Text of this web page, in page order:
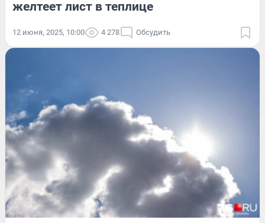
желтеет лист в теплице
12 июня, 2025, 10:00 4 278 Обсудить